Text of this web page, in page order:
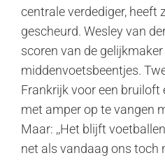
centrale verdediger, heeft
gescheurd. Wesley van
scoren van de
middenvoetsbeentjes.
Frankrijk voor een bruiloft
met amper op te vangen
Maar: ,,Het blijft
net als vandaag ons toch